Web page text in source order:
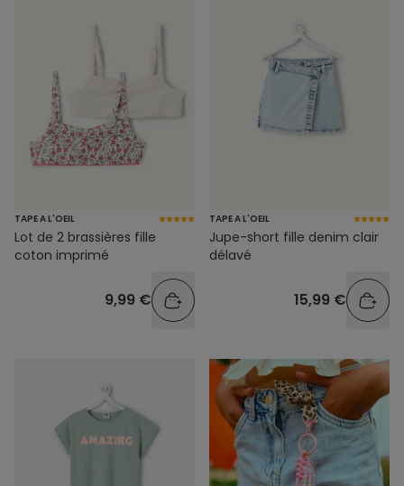
TAPE A L'OEIL
Lot de 2 brassières fille
coton imprimé
9,99 €
TAPE A L'OEIL
Jupe-short fille denim clair
délavé
15,99 €